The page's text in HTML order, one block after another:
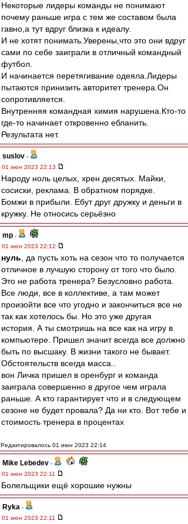
Некоторые лидеры команды не понимают
почему раньше игра с тем же составом была
гавно,а тут вдруг близка к идеалу.
И не хотят понимать.Уверены,что это они вдруг
сами по себе заиграли в отличный командный
футбол.
И начинается перетягивание одеяла.Лидеры
пытаются принизить авторитет тренера.Он
сопротивляется.
Внутренняя командная химия нарушена.Кто-то
где-то начинает откровенно ебланить.
Результата нет.
suslov -
01 июн 2023 22:13
Народу ноль целых, хрен десятых. Майки,
сосиски, реклама. В обратном порядке.
Бомжи в прибыли. Ебут друг дружку и деньги в
кружку. Не относись серьёзно
mp -
01 июн 2023 22:12
нуль , да пусть хоть на сезон что то получается
отличное в лучшую сторону от того что было.
Это не работа тренера? Безусловно работа.
Все люди, все в коллективе, а там может
произойти все что угодно и закончиться все не
так как хотелось бы. Но это уже другая
история. А ты смотришь на все как на игру в
компьютере. Пришел значит всегда все должно
быть по высшаку. В жизни такого не бывает.
Обстоятельств всегда масса..
вон Личка пришел в оренбург и команда
заиграла совершенно в другое чем играла
раньше. А кто гарантирует что и в следующем
сезоне не будет провала? Да ни кто. Вот тебе и
стоимость тренера в процентах
Редактировалось 01 июн 2023 22:14
Mike Lebedev -
01 июн 2023 22:11
Болельщики ещё хорошие нужны
Ryka -
01 июн 2023 22:11